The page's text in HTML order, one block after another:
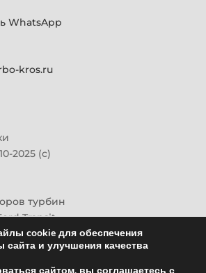
WhatsApp
kros.ru
2025 (с)
турбин
Transit
CX-7
Next
cookie для обеспечения
сайта и улучшения качества